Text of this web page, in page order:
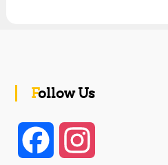
Follow Us